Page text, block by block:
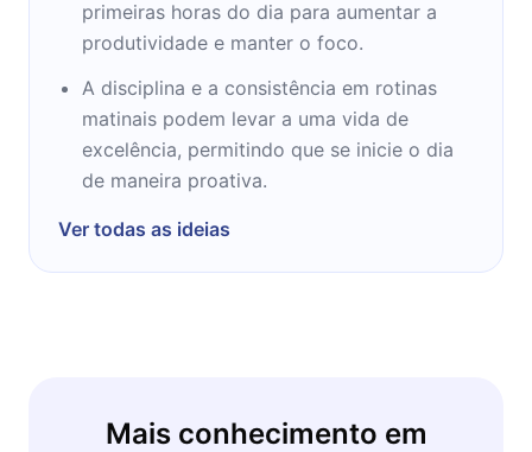
primeiras horas do dia para aumentar a
produtividade e manter o foco.
A disciplina e a consistência em rotinas
matinais podem levar a uma vida de
excelência, permitindo que se inicie o dia
de maneira proativa.
Ver todas as ideias
Mais conhecimento em